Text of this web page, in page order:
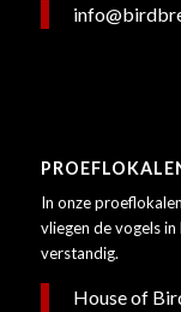
In onze
vliegen de vogels
verstandig.
House of